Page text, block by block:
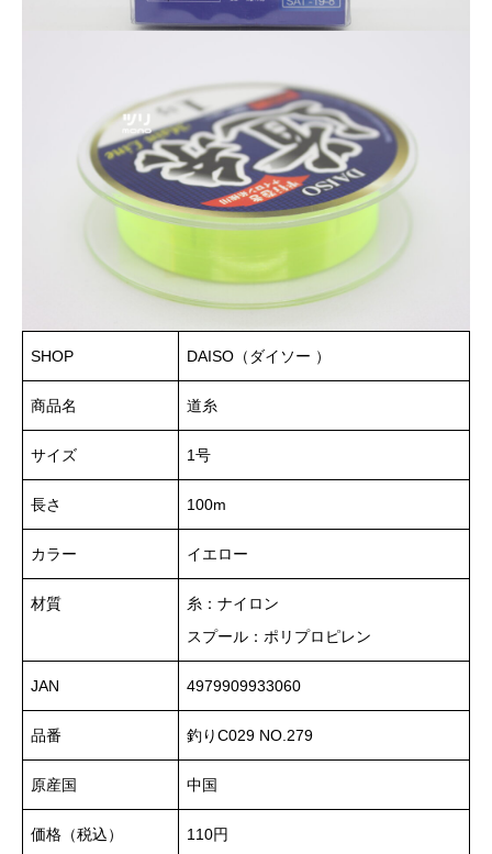
SHOP DAISO（ダイソー ）
商品名 道糸
サイズ 1号
長さ 100m
カラー イエロー
材質
糸：ナイロン
スプール：ポリプロピレン
JAN 4979909933060
品番 釣りC029 NO.279
原産国 中国
価格（税込） 110円